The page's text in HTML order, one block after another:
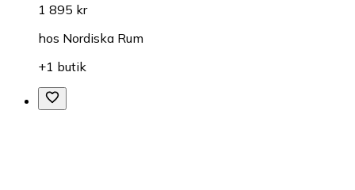
1 895 kr
hos Nordiska Rum
+1 butik